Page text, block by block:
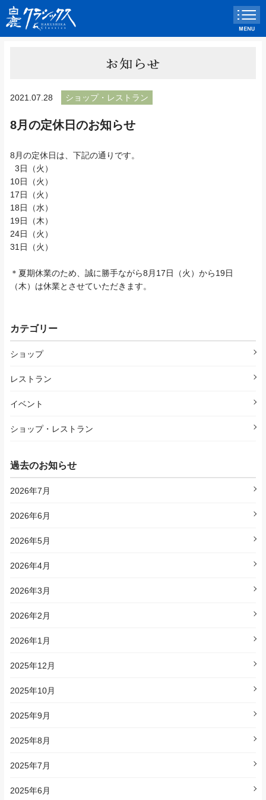
2021.07.28 ショップ・レストラン
8月の定休日のお知らせ
8月の定休日は、下記の通りです。
3日（火）
10日（火）
17日（火）
18日（水）
19日（木）
24日（火）
31日（火）
＊夏期休業のため、誠に勝手ながら8月17日（火）から19日
（木）は休業とさせていただきます。
カテゴリー
ショップ
レストラン
イベント
ショップ・レストラン
過去のお知らせ
2026年7月
2026年6月
2026年5月
2026年4月
2026年3月
2026年2月
2026年1月
2025年12月
2025年10月
2025年9月
2025年8月
2025年7月
2025年6月